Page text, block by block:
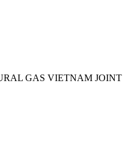
GAS VIETNAM JOINT